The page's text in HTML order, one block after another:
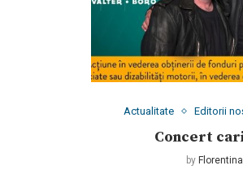
Actualitate Editorii
Concert
by